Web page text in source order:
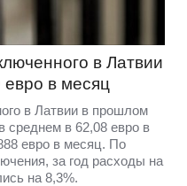
в Латвии
евро в месяц
в Латвии в прошлом
среднем в 62,08 евро в
евро в месяц. По
за год расходы на
на 8,3%.